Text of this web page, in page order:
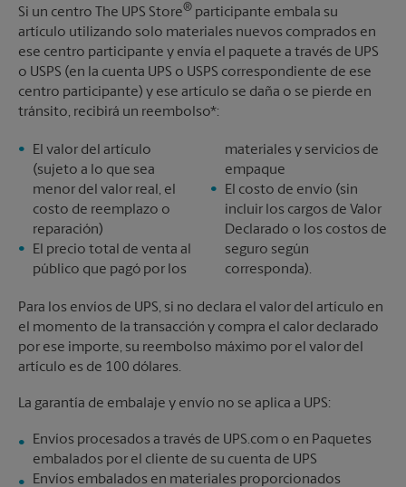
Si un centro The UPS Store® participante embala su
artículo utilizando solo materiales nuevos comprados en
ese centro participante y envía el paquete a través de UPS
o USPS (en la cuenta UPS o USPS correspondiente de ese
centro participante) y ese artículo se daña o se pierde en
tránsito, recibirá un reembolso*:
El valor del artículo
(sujeto a lo que sea
menor del valor real, el
costo de reemplazo o
reparación)
El precio total de venta al
público que pagó por los
materiales y servicios de
empaque
El costo de envío (sin
incluir los cargos de Valor
Declarado o los costos de
seguro según
corresponda).
Para los envíos de UPS, si no declara el valor del artículo en
el momento de la transacción y compra el calor declarado
por ese importe, su reembolso máximo por el valor del
artículo es de 100 dólares.
La garantía de embalaje y envío no se aplica a UPS:
Envíos procesados a través de UPS.com o en Paquetes
embalados por el cliente de su cuenta de UPS
Envíos embalados en materiales proporcionados